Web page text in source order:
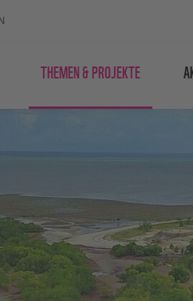
THEMEN & PROJEKTE